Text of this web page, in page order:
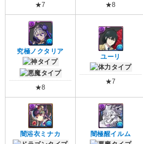
★7 ★8
究極ノクタリア
★8
ユーリ
★7
闇浴衣ミナカ 闇極醒イルム